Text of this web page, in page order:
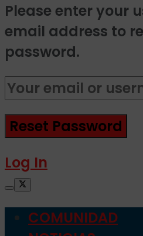
Please enter your
email address to
password.
Log In
COMUNIDAD